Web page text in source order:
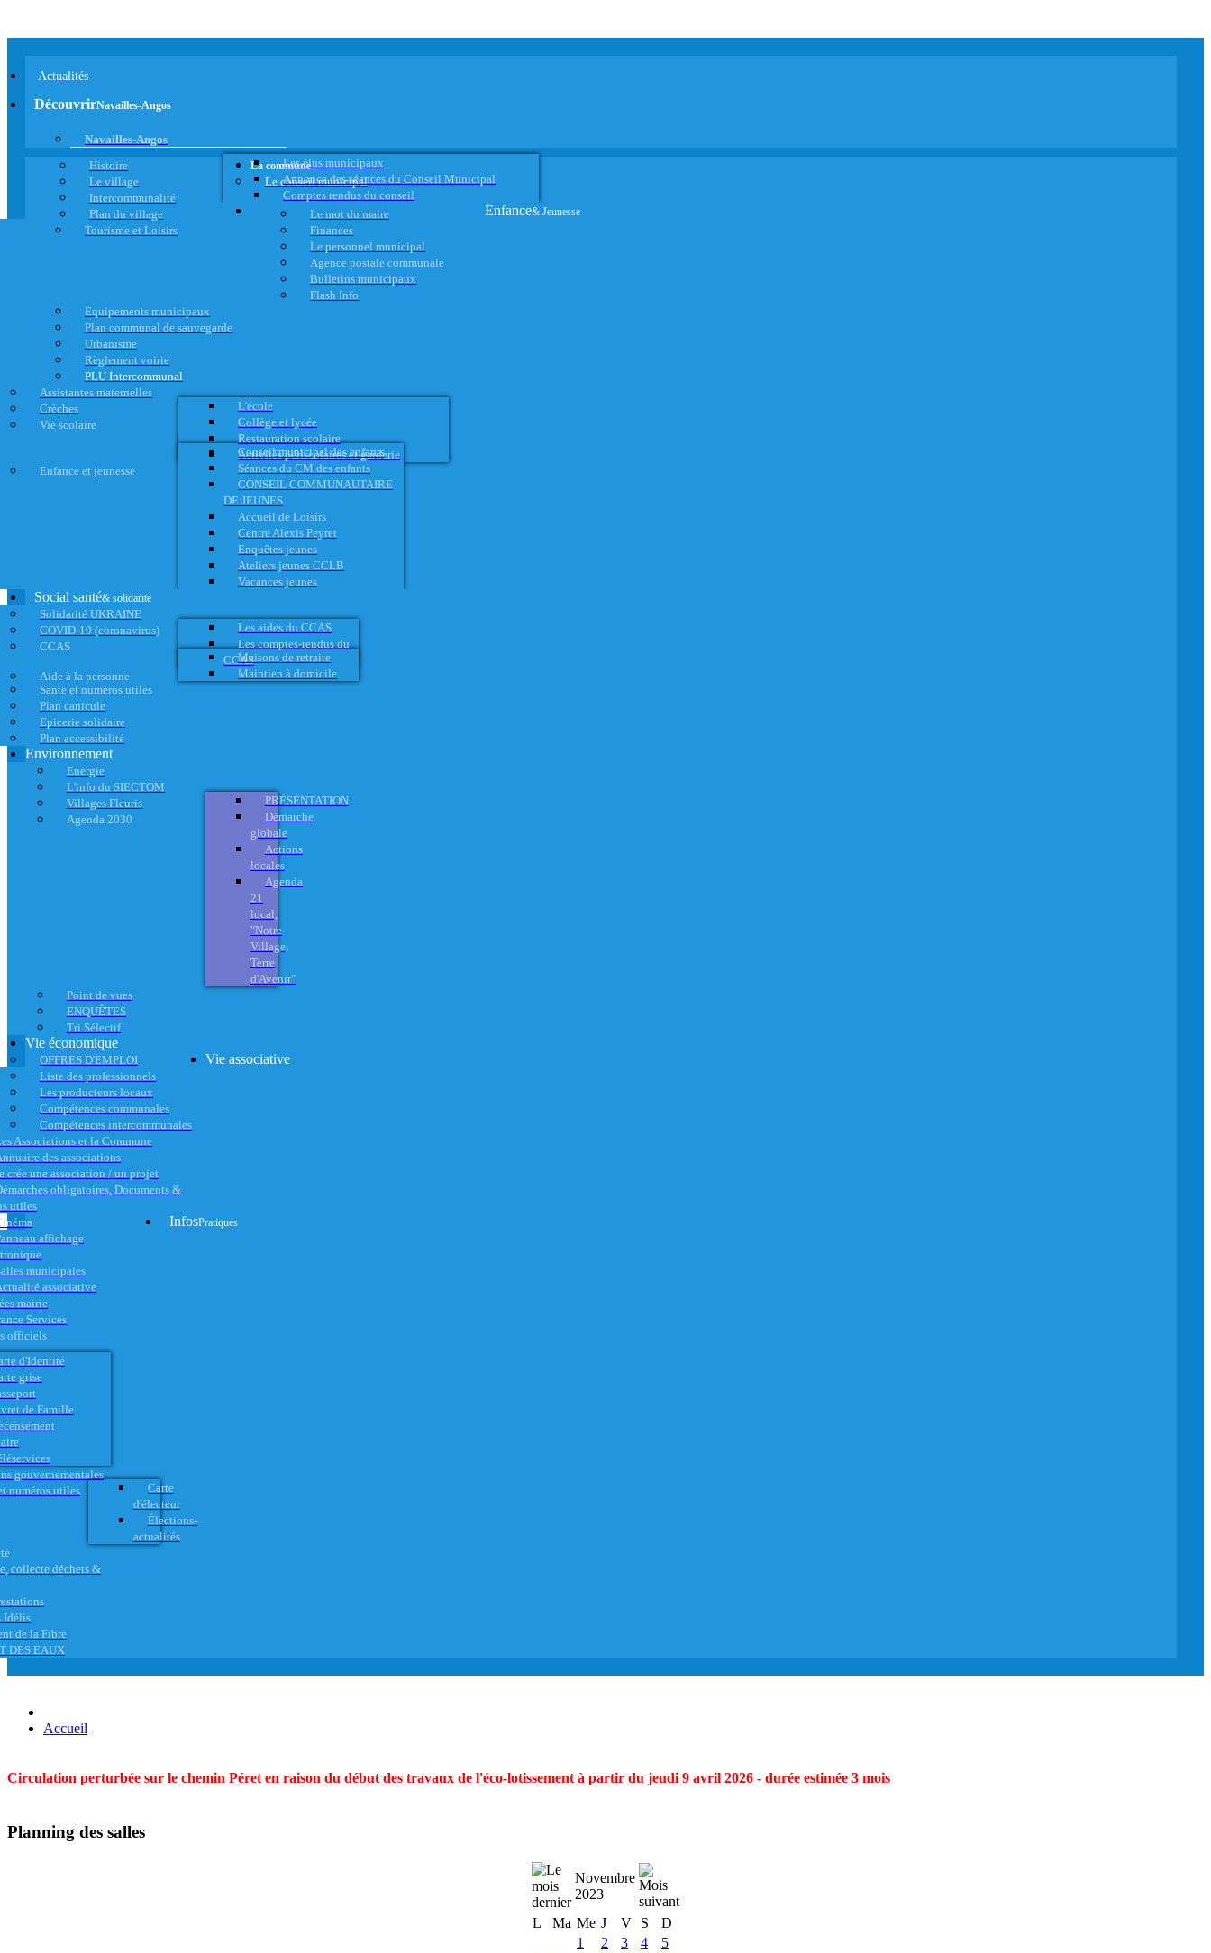
Actualités
DécouvrirNavailles-Angos
Navailles-Angos
Histoire
Le village
Intercommunalité
Plan du village
Tourisme et Loisirs
La commune
Le conseil municipal
Les élus municipaux
Annonce des séances du Conseil Municipal
Comptes rendus du conseil
Le mot du maire
Finances
Le personnel municipal
Agence postale communale
Bulletins municipaux
Flash Info
Equipements municipaux
Plan communal de sauvegarde
Urbanisme
Règlement voirie
PLU Intercommunal
Enfance& Jeunesse
Assistantes maternelles
Crèches
Vie scolaire
L'école
Collège et lycée
Restauration scolaire
Activités périscolaires et garderie
Enfance et jeunesse
Conseil municipal des enfants
Séances du CM des enfants
CONSEIL COMMUNAUTAIRE
DE JEUNES
Accueil de Loisirs
Centre Alexis Peyret
Enquêtes jeunes
Ateliers jeunes CCLB
Vacances jeunes
Social santé& solidarité
Solidarité UKRAINE
COVID-19 (coronavirus)
CCAS
Les aides du CCAS
Les comptes-rendus du
CCAS
Aide à la personne
Maisons de retraite
Maintien à domicile
Santé et numéros utiles
Plan canicule
Epicerie solidaire
Plan accessibilité
Environnement
Energie
L'info du SIECTOM
Villages Fleuris
Agenda 2030
PRÉSENTATION
Démarche
globale
Actions
locales
Agenda
21
local,
"Notre
Village,
Terre
d'Avenir"
Point de vues
ENQUÊTES
Tri Sélectif
Vie économique
OFFRES D'EMPLOI
Liste des professionnels
Les producteurs locaux
Compétences communales
Compétences intercommunales
Vie associative
Associations et la Commune
des associations
crée une association / un projet
obligatoires, Documents &
utiles
affichage
municipales
associative
InfosPratiques
mairie
Services
officiels
d'Identité
grise
de Famille
gouvernementales
numéros utiles
Carte
d'électeur
Élections-
actualités
collecte déchets &
Idélis
de la Fibre
DES EAUX
Accueil
Circulation perturbée sur le chemin Péret en raison du début des travaux de l'éco-lotissement à partir du jeudi 9 avril 2026 - durée estimée 3 mois
Planning des salles
Novembre
2023
L
Ma Me J V S
D
1
2 3 4
5